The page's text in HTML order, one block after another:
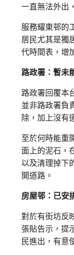
一直無法外出
服務耀東邨的
居民尤其是獨
代時間表，增
路政署：暫未
路政署回覆本
並非路政署負
除，加上沒有
至於何時能重
面上的泥石，
以及清理掉下
開道路。
房屋邨：已安
對於有街坊反
張貼告示，提
民進出，有意